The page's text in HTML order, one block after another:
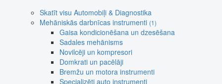
Skatīt visu Automobiļi & Diagnostika
Mehāniskās darbnīcas instrumenti (1)
Gaisa kondicionēšana un dzesēšana
Sadales mehānisms
Novilcēji un kompresori
Domkrati un pacēlāji
Bremžu un motora instrumenti
Specializēti auto instrumenti